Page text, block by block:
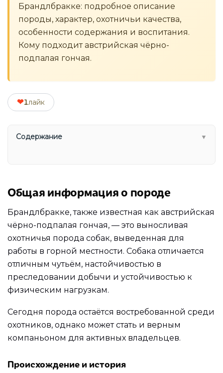
Брандлбракке: подробное описание
породы, характер, охотничьи качества,
особенности содержания и воспитания.
Кому подходит австрийская чёрно-
подпалая гончая.
❤1лайк
Содержание ▼
Общая информация о породе
Брандлбракке, также известная как австрийская
чёрно-подпалая гончая, — это выносливая
охотничья порода собак, выведенная для
работы в горной местности. Собака отличается
отличным чутьём, настойчивостью в
преследовании добычи и устойчивостью к
физическим нагрузкам.
Сегодня порода остаётся востребованной среди
охотников, однако может стать и верным
компаньоном для активных владельцев.
Происхождение и история